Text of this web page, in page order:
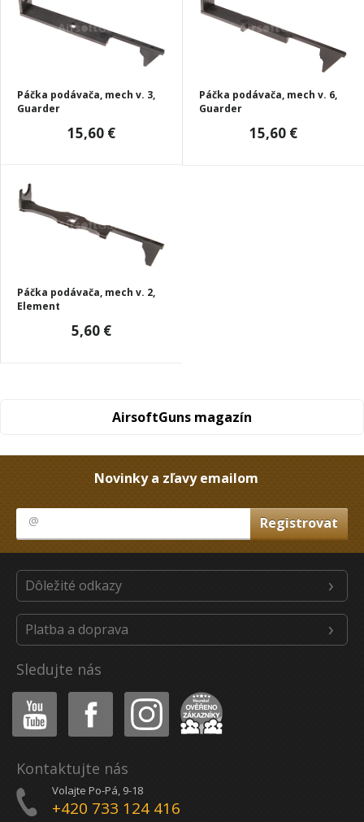
Páčka podávača, mech v. 3,
Guarder
15,60 €
Páčka podávača, mech v. 6,
Guarder
15,60 €
Páčka podávača, mech v. 2,
Element
5,60 €
AirsoftGuns magazín
Novinky a zľavy emailom
Dôležité odkazy
Platba a doprava
Sledujte nás
Youtube Facebook Instagram Heureka
Kontaktujte nás
Volajte Po-Pá, 9-18
+420 733 124 416